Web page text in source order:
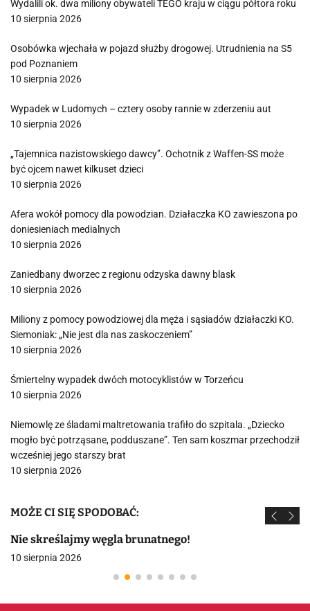
Wydalili ok. dwa miliony obywateli TEGO kraju w ciągu półtora roku
10 sierpnia 2026
Osobówka wjechała w pojazd służby drogowej. Utrudnienia na S5
pod Poznaniem
10 sierpnia 2026
Wypadek w Ludomych – cztery osoby rannie w zderzeniu aut
10 sierpnia 2026
„Tajemnica nazistowskiego dawcy”. Ochotnik z Waffen-SS może
być ojcem nawet kilkuset dzieci
10 sierpnia 2026
Afera wokół pomocy dla powodzian. Działaczka KO zawieszona po
doniesieniach medialnych
10 sierpnia 2026
Zaniedbany dworzec z regionu odzyska dawny blask
10 sierpnia 2026
Miliony z pomocy powodziowej dla męża i sąsiadów działaczki KO.
Siemoniak: „Nie jest dla nas zaskoczeniem”
10 sierpnia 2026
Śmiertelny wypadek dwóch motocyklistów w Torzeńcu
10 sierpnia 2026
Niemowlę ze śladami maltretowania trafiło do szpitala. „Dziecko
mogło być potrząsane, podduszane”. Ten sam koszmar przechodził
wcześniej jego starszy brat
10 sierpnia 2026
MOŻE CI SIĘ SPODOBAĆ:
Nie skreślajmy węgla brunatnego!
10 sierpnia 2026